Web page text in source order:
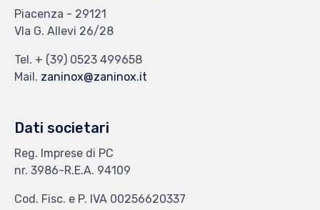
Piacenza - 29121
VIa G. Allevi 26/28
Tel. + (39) 0523 499658
Mail. zaninox@zaninox.it
Dati societari
Reg. Imprese di PC
nr. 3986-R.E.A. 94109
Cod. Fisc. e P. IVA 00256620337